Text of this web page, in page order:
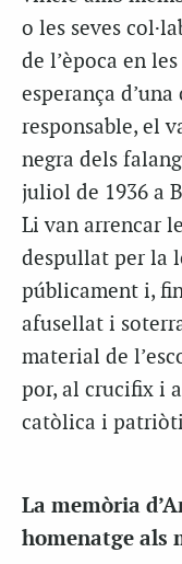
o les seves
de l’època en
esperança
responsable, el
negra dels
juliol de 1936 a
Li van arrencar
despullat per la
públicament i,
afusellat i
material de
por, al crucifix i
catòlica i
La memòria
homenatge als